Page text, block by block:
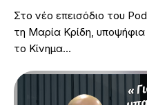
Στο νέο επεισόδιο του
τη Μαρία Κρίδη,
το Κίνημα…